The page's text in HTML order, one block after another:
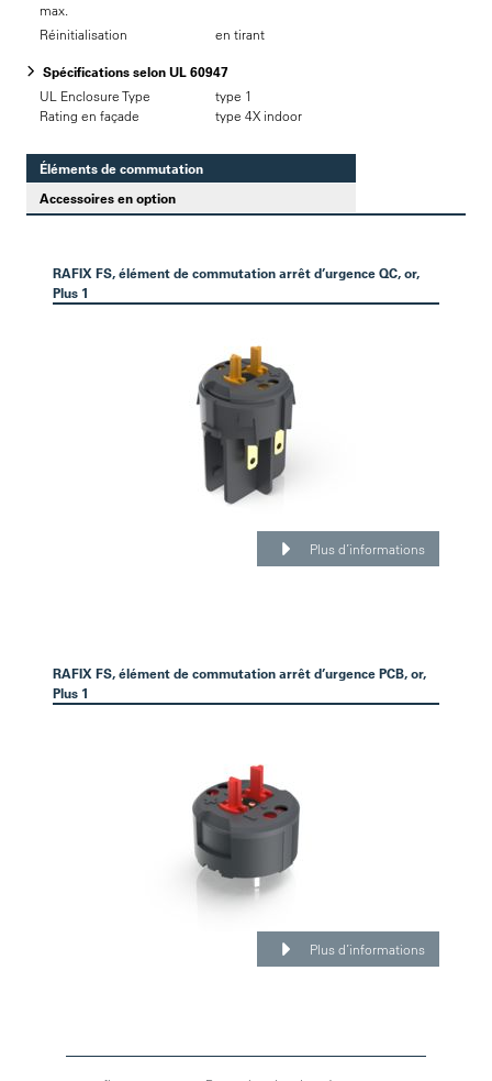
max.
Réinitialisation en tirant
Spécifications selon UL 60947
UL Enclosure Type
Rating en façade
type 1
type 4X indoor
Éléments de commutation
Accessoires en option
RAFIX FS, élément de commutation arrêt d’urgence QC, or,
Plus 1
Plus d’informations
RAFIX FS, élément de commutation arrêt d’urgence PCB, or,
Plus 1
Plus d’informations